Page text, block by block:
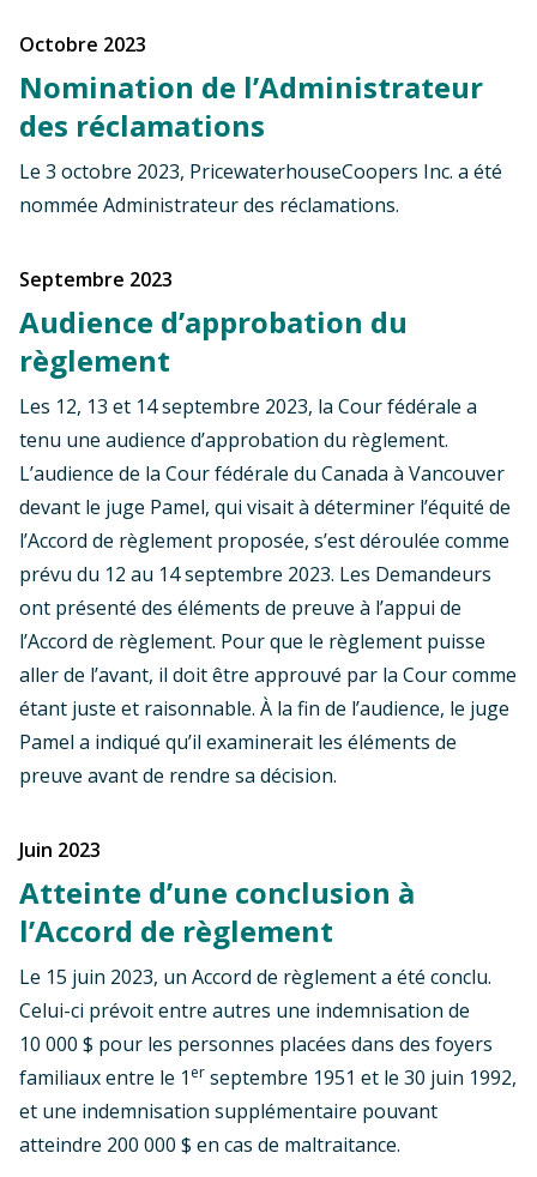
octobre 2023
Nomination de l’Administrateur
des réclamations
Le 3 octobre 2023, PricewaterhouseCoopers Inc. a été
nommée Administrateur des réclamations.
septembre 2023
Audience d’approbation du
règlement
Les 12, 13 et 14 septembre 2023, la Cour fédérale a
tenu une audience d’approbation du règlement.
L’audience de la Cour fédérale du Canada à Vancouver
devant le juge Pamel, qui visait à déterminer l’équité de
l’Accord de règlement proposée, s’est déroulée comme
prévu du 12 au 14 septembre 2023. Les Demandeurs
ont présenté des éléments de preuve à l’appui de
l’Accord de règlement. Pour que le règlement puisse
aller de l’avant, il doit être approuvé par la Cour comme
étant juste et raisonnable. À la fin de l’audience, le juge
Pamel a indiqué qu’il examinerait les éléments de
preuve avant de rendre sa décision.
juin 2023
Atteinte d’une conclusion à
l’Accord de règlement
Le 15 juin 2023, un Accord de règlement a été conclu.
Celui-ci prévoit entre autres une indemnisation de
10 000 $ pour les personnes placées dans des foyers
familiaux entre le 1 er septembre 1951 et le 30 juin 1992,
et une indemnisation supplémentaire pouvant
atteindre 200 000 $ en cas de maltraitance.